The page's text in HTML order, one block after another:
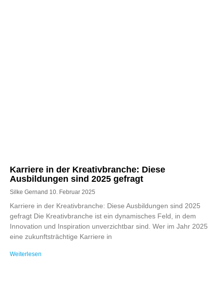
Karriere in der Kreativbranche: Diese
Ausbildungen sind 2025 gefragt
Silke Gernand 10. Februar 2025
Karriere in der Kreativbranche: Diese Ausbildungen sind 2025
gefragt Die Kreativbranche ist ein dynamisches Feld, in dem
Innovation und Inspiration unverzichtbar sind. Wer im Jahr 2025
eine zukunftsträchtige Karriere in
Weiterlesen